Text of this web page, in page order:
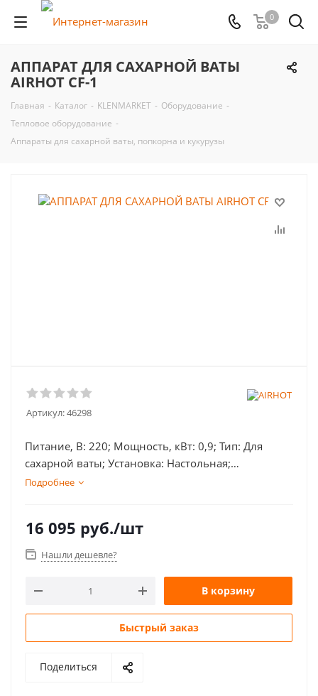
0
АППАРАТ ДЛЯ САХАРНОЙ ВАТЫ
AIRHOT CF-1
Главная - Каталог - KLENMARKET - Оборудование -
Тепловое оборудование -
Аппараты для сахарной ваты, попкорна и кукурузы
Артикул:46298
Питание, В: 220; Мощность, кВт: 0,9; Тип: Для
сахарной ваты; Установка: Настольная;
Габаритные размеры, мм: 520x520x490;
Подробнее
16 095 руб./шт
Нашли дешевле?
В корзину
Быстрый заказ
Поделиться